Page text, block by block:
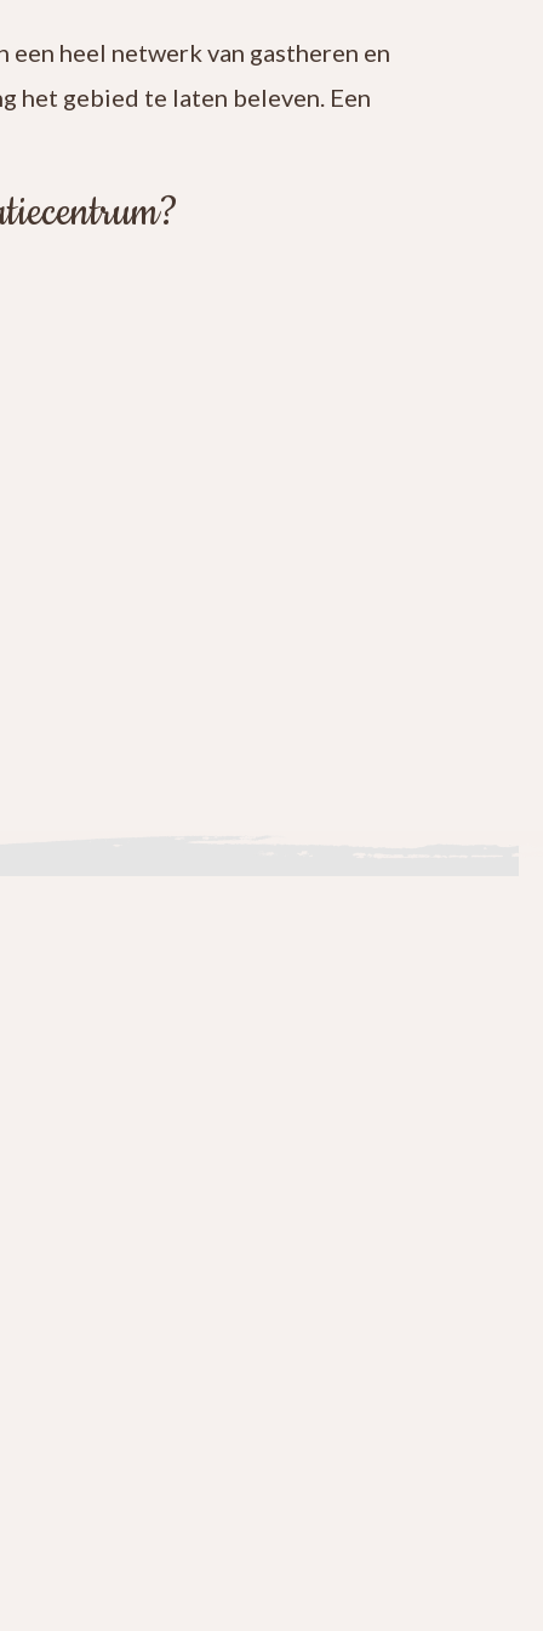
heel netwerk van gastheren en
het gebied te laten beleven. Een